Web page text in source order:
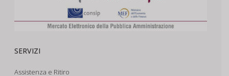
SERVIZI
Assistenza e Ritiro